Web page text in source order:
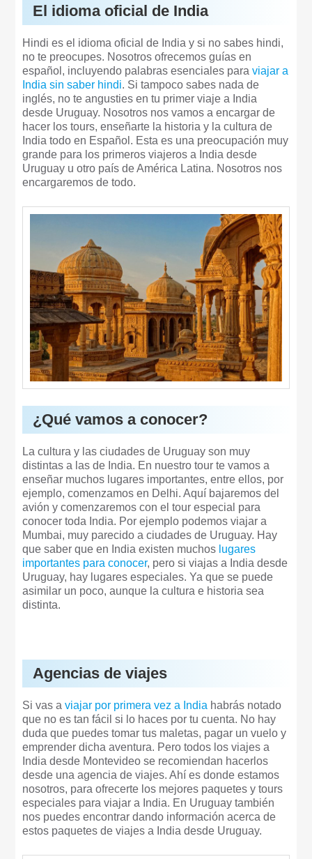
El idioma oficial de India
Hindi es el idioma oficial de India y si no sabes hindi,
no te preocupes. Nosotros ofrecemos guías en
español, incluyendo palabras esenciales paraviajar a
India sin saber hindi. Si tampoco sabes nada de
inglés, no te angusties en tu primer viaje a India
desde Uruguay. Nosotros nos vamos a encargar de
hacer los tours, enseñarte la historia y la cultura de
India todo en Español. Esta es una preocupación muy
grande para los primeros viajeros a India desde
Uruguay u otro país de América Latina. Nosotros nos
encargaremos de todo.
¿Qué vamos a conocer?
La cultura y las ciudades de Uruguay son muy
distintas a las de India. En nuestro tour te vamos a
enseñar muchos lugares importantes, entre ellos, por
ejemplo, comenzamos en Delhi. Aquí bajaremos del
avión y comenzaremos con el tour especial para
conocer toda India. Por ejemplo podemos viajar a
Mumbai, muy parecido a ciudades de Uruguay. Hay
que saber que en India existen muchos lugares
importantes para conocer, pero si viajas a India desde
Uruguay, hay lugares especiales. Ya que se puede
asimilar un poco, aunque la cultura e historia sea
distinta.
Agencias de viajes
Si vas aviajar por primera vez a India habrás notado
que no es tan fácil si lo haces por tu cuenta. No hay
duda que puedes tomar tus maletas, pagar un vuelo y
emprender dicha aventura. Pero todos los viajes a
India desde Montevideo se recomiendan hacerlos
desde una agencia de viajes. Ahí es donde estamos
nosotros, para ofrecerte los mejores paquetes y tours
especiales para viajar a India. En Uruguay también
nos puedes encontrar dando información acerca de
estos paquetes de viajes a India desde Uruguay.